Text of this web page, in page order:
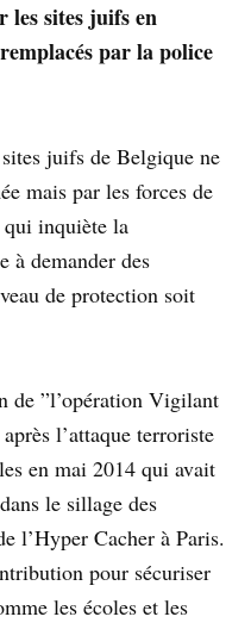
les sites juifs en
par la police
juifs de Belgique ne
mais par les forces de
inquiète la
à demander des
de protection soit
de ”l’opération Vigilant
l’attaque terroriste
en mai 2014 qui avait
le sillage des
l’Hyper Cacher à Paris.
pour sécuriser
les écoles et les